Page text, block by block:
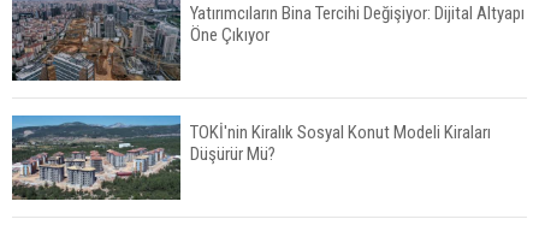
Yatırımcıların Bina Tercihi Değişiyor: Dijital Altyapı
Öne Çıkıyor
TOKİ'nin Kiralık Sosyal Konut Modeli Kiraları
Düşürür Mü?